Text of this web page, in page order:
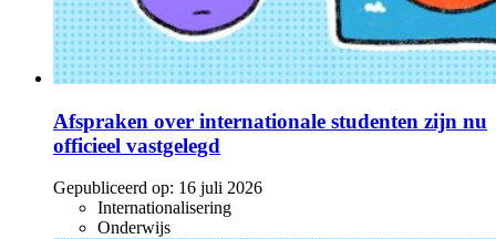
Afspraken over internationale studenten zijn nu
officieel vastgelegd
Gepubliceerd op: 16 juli 2026
Internationalisering
Onderwijs